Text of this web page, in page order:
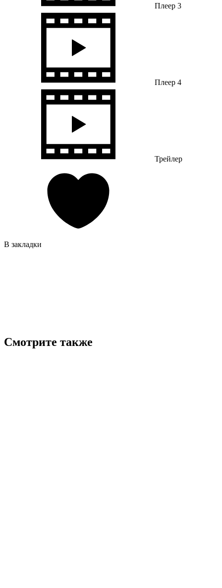
Плеер 3
Плеер 4
Трейлер
В закладки
Смотрите также